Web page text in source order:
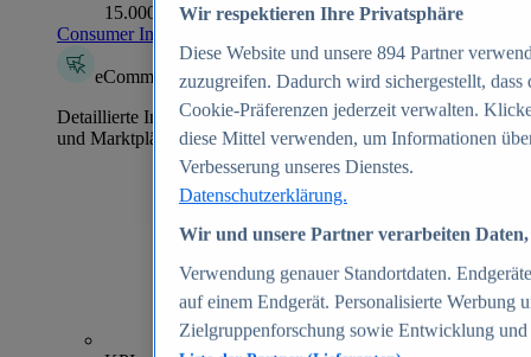
15.000+ Marken
Consumer Insights entdecken
eCommerce Insights
Detaillierte Informationen zu mehr als 39.000 Online-Shops
und Marktplätzen
70+
Wir respektieren Ihre Privatsphäre
Diese Website und unsere 894 Partner
zuzugreifen. Dadurch wird sichergestellt,
Cookie-Präferenzen jederzeit verwalten.
diese Mittel verwenden, um Informationen
Verbesserung unseres Dienstes.
Datenschutzerklärung.
Wir und unsere Partner verarbeiten
Verwendung genauer Standortdaten.
auf einem Endgerät. Personalisierte Werbung
Zielgruppenforschung sowie Entwicklung